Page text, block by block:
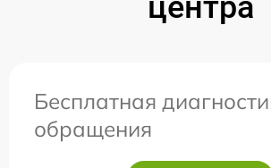
Бесплатная
обращения